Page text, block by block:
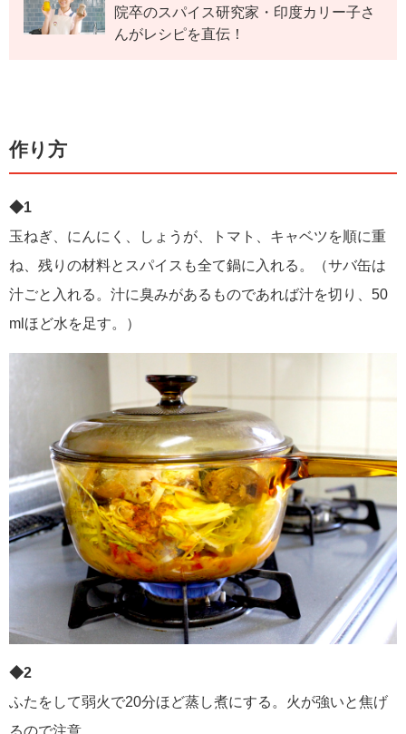
院卒のスパイス研究家・印度カリー子さ
んがレシピを直伝！
作り方
◆1
玉ねぎ、にんにく、しょうが、トマト、キャベツを順に重
ね、残りの材料とスパイスも全て鍋に入れる。（サバ缶は
汁ごと入れる。汁に臭みがあるものであれば汁を切り、50
mlほど水を足す。）
◆2
ふたをして弱火で20分ほど蒸し煮にする。火が強いと焦げ